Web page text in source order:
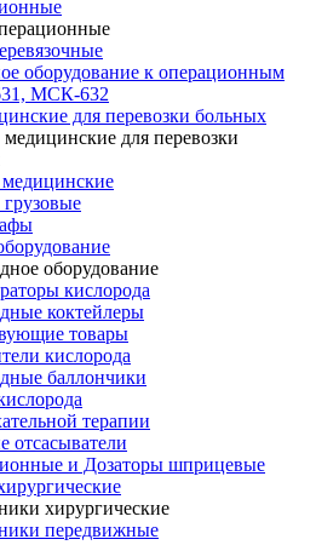
оборудование к операционным
МСК-632
для перевозки больных
для перевозки
оборудование
кислорода
коктейлеры
товары
кислорода
баллончики
терапии
отсасыватели
и Дозаторы шприцевые
хирургические
передвижные